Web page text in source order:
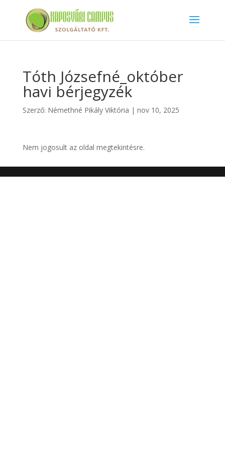
Tóth Józsefné_október
havi bérjegyzék
Szerző: Némethné Pikály Viktória | nov 10, 2025
Nem jogosult az oldal megtekintésre.